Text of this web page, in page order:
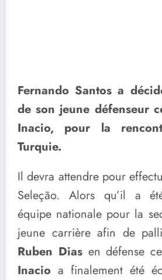
Fernando Santos a
de son jeune défenseur
Inacio, pour la
Turquie.
Il devra attendre pour
Seleção. Alors qu’il a
équipe nationale pour la
jeune carrière afin de
Ruben Diasen défense
Inacio a finalement été